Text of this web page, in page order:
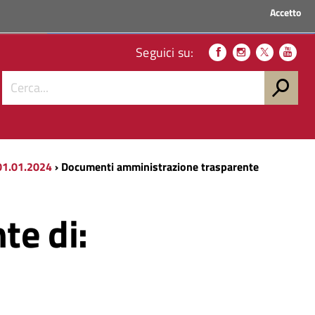
Accetto
Seguici su:
› Documenti amministrazione trasparente
di: